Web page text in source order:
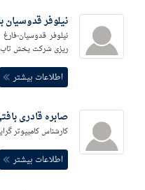
نیلوفر قدوسیان
نیلوفر قدوسیان-
ریزی شرکت پخش
اطلاعات بیشتر
صابره قادری
کارشناس کامپیوتر
اطلاعات بیشتر